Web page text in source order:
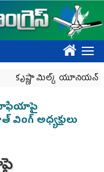
????
కృష్ణా మిల్క్‌ యూనియన్‌
మాఫియాపై
అధ్యక్షులు